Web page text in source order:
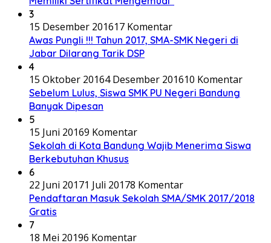
3
15 Desember 201617 Komentar
Awas Pungli !!! Tahun 2017, SMA-SMK Negeri di
Jabar Dilarang Tarik DSP
4
15 Oktober 20164 Desember 201610 Komentar
Sebelum Lulus, Siswa SMK PU Negeri Bandung
Banyak Dipesan
5
15 Juni 20169 Komentar
Sekolah di Kota Bandung Wajib Menerima Siswa
Berkebutuhan Khusus
6
22 Juni 20171 Juli 20178 Komentar
Pendaftaran Masuk Sekolah SMA/SMK 2017/2018
Gratis
7
18 Mei 20196 Komentar